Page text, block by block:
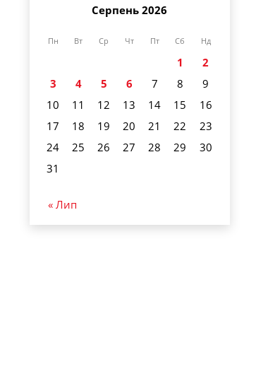
Серпень 2026
Пн Вт Ср Чт Пт Сб Нд
1
2
3
4 5 6 7 8
9
10
11 12 13 14 15
16
17
18 19 20 21 22
23
24
25 26 27 28 29
30
31
« Лип